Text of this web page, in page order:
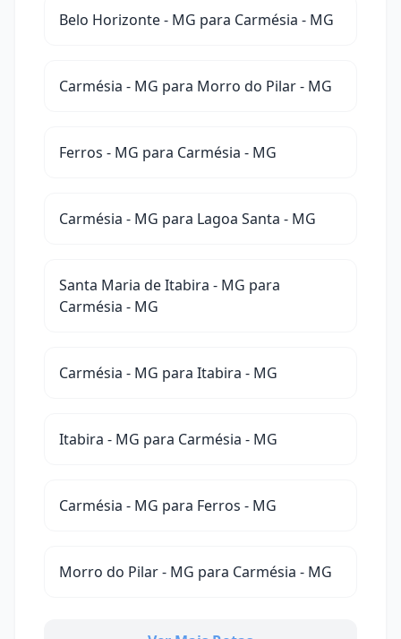
Belo Horizonte - MG para Carmésia - MG
Carmésia - MG para Morro do Pilar - MG
Ferros - MG para Carmésia - MG
Carmésia - MG para Lagoa Santa - MG
Santa Maria de Itabira - MG para
Carmésia - MG
Carmésia - MG para Itabira - MG
Itabira - MG para Carmésia - MG
Carmésia - MG para Ferros - MG
Morro do Pilar - MG para Carmésia - MG